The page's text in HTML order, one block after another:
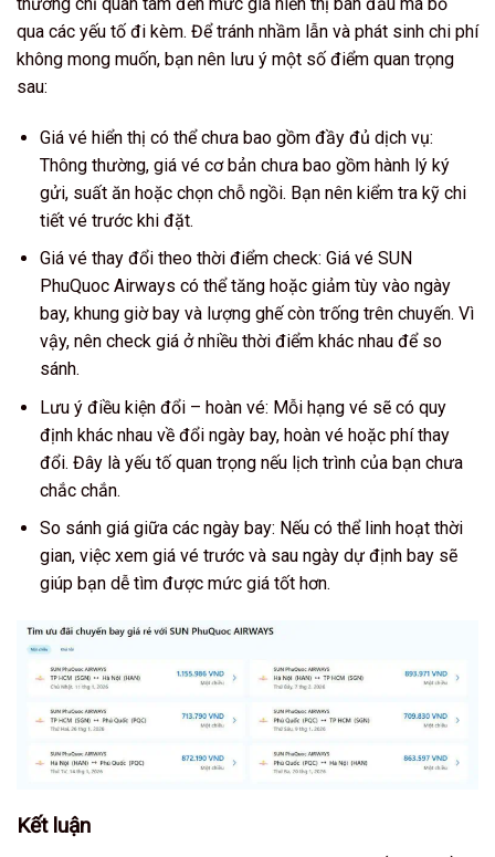
qua các yếu tố đi kèm. Để tránh nhầm lẫn và phát sinh chi phí
không mong muốn, bạn nên lưu ý một số điểm quan trọng
sau:
Giá vé hiển thị có thể chưa bao gồm đầy đủ dịch vụ:
Thông thường, giá vé cơ bản chưa bao gồm hành lý ký
gửi, suất ăn hoặc chọn chỗ ngồi. Bạn nên kiểm tra kỹ chi
tiết vé trước khi đặt.
Giá vé thay đổi theo thời điểm check: Giá vé SUN
PhuQuoc Airways có thể tăng hoặc giảm tùy vào ngày
bay, khung giờ bay và lượng ghế còn trống trên chuyến. Vì
vậy, nên check giá ở nhiều thời điểm khác nhau để so
sánh.
Lưu ý điều kiện đổi – hoàn vé: Mỗi hạng vé sẽ có quy
định khác nhau về đổi ngày bay, hoàn vé hoặc phí thay
đổi. Đây là yếu tố quan trọng nếu lịch trình của bạn chưa
chắc chắn.
So sánh giá giữa các ngày bay: Nếu có thể linh hoạt thời
gian, việc xem giá vé trước và sau ngày dự định bay sẽ
giúp bạn dễ tìm được mức giá tốt hơn.
Kết luận